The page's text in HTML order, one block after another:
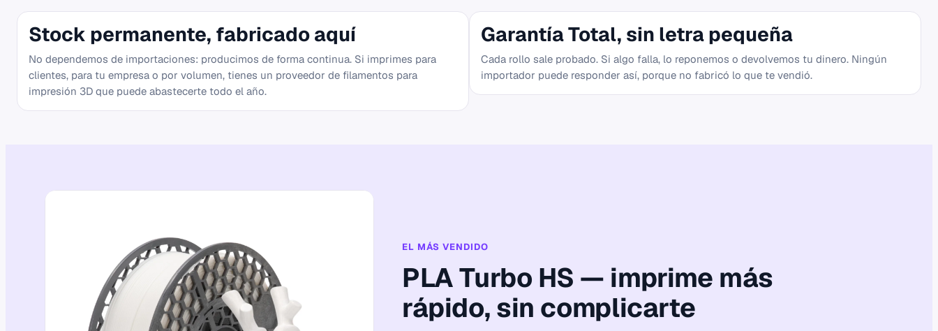
Stock permanente, fabricado aquí
No dependemos de importaciones: producimos de forma continua. Si imprimes para
clientes, para tu empresa o por volumen, tienes un proveedor de filamentos para
impresión 3D que puede abastecerte todo el año.
Garantía Total, sin letra pequeña
Cada rollo sale probado. Si algo falla, lo reponemos o devolvemos tu dinero. Ningún
importador puede responder así, porque no fabricó lo que te vendió.
EL MÁS VENDIDO
PLA Turbo HS — imprime más
rápido, sin complicarte